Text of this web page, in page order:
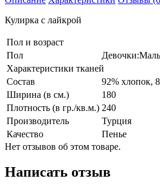
Кулирка с лайкрой
Пол и возраст
Пол
Характеристики тканей
Состав
92% хлопок,
Ширина (в см.)
180
Плотность (в гр./кв.м.) 240
Производитель
Турция
Качество
Пенье
Нет отзывов об этом товаре.
Написать отзыв